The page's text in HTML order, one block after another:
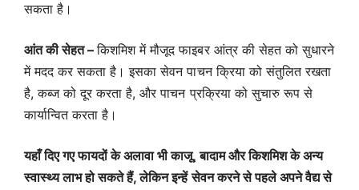
सकता है।
आंत की सेहत –किशमिश में मौजूद फाइबर आंत्र की सेहत को सुधारने
में मदद कर सकता है। इसका सेवन पाचन क्रिया को संतुलित रखता
है, कब्ज को दूर करता है, और पाचन प्रक्रिया को सुचारु रूप से
कार्यान्वित करता है।
यहाँ दिए गए फायदों के अलावा भी काजू, बादाम और किशमिश के अन्य
स्वास्थ्य लाभ हो सकते हैं, लेकिन इन्हें सेवन करने से पहले अपने वैद्य से